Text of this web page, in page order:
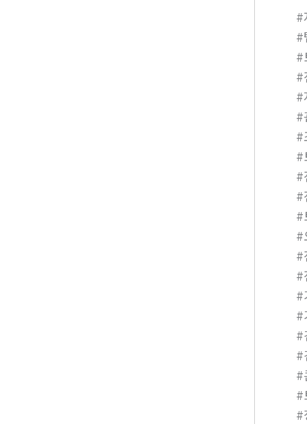
#
#
#
#
#
#
#
#
#
#
#
#
#
#
#
#
#
#
#
#
#